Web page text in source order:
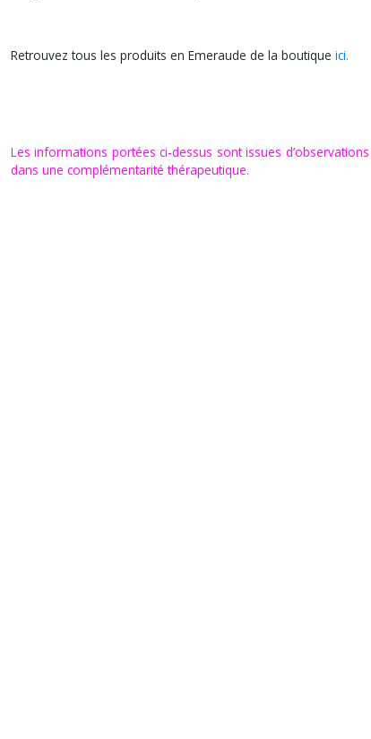
Retrouvez tous les produits en Emeraude de la boutique ici.
Les informations portées ci-dessus sont issues
dans une complémentarité thérapeutique.